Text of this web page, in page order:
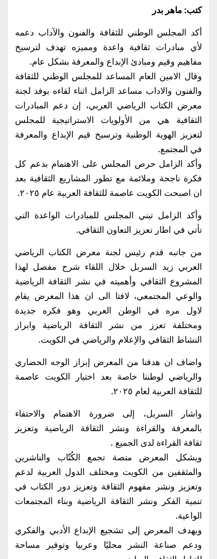
كتب: ماهر بدر
أكد المجلس الوطني للثقافة والفنون والآداب دعمه
لأي مبادرات ثقافية واعدة ومميزه تهدف لترسيخ
مفاهيم وقيم ومبادئ الإبداع والمعرفة بشكل عام.
وقال الامين العام المساعد للمجلس الوطني للثقافة
والفنون والاداب مساعد الزامل اثناء لقاءه بوفد لجنة
معرض الكتاب الرياضي العربي، إن دعم المبادرات
الثقافية هي من الأولويات الاستراتيجية للمجلس
لتعزيز الهوية الوطنية وترسيخ قيم الإبداع والمعرفة
في المجتمع.
وأكد الزامل حرص المجلس على الاهتمام بدعم كل
فكرة ناجحة وملائمة مع تطور المشاريع الثقافية بعد
ان اصبحت الكويت عاصمة للثقافة العربية عام ٢٠٢٥.
وأكد الزامل تبني المجلس للمبادرات الواعدة التي
تأتي في اطار تعزيز التعاون الثقافي.
من جانبه قدم رئيس لجنة معرض الكتاب الرياضي
العربي زيد السربل خلال اللقاء شرح مفصل لهذا
المشروع الثقافي وأهميته في نشر الثقافة الرياضية
والوعي المجتمعي، لافتا الى ان هذا المعرض يقام
لاول مره في الوطن العربي وهو فكره جديدة
ومختلفة تعزز من نشر الثقافة الرياضية وابراز
النشاط الثقافي والإعلام والرياضي في الكويت.
واضاف ان هدفنا من المعرض إبراز الوجه الحضاري
والرياضي لوطننا خاصة بعد اختيار الكويت عاصمة
للثقافة العربية لعام ٢٠٢٥.
واشار السربل، إلى ضرورة الاهتمام والاحتفاء
بالمعرفة والقراءة ونشر الثقافة الرياضية وتعزيز
ثقافة القراءة لدى الجميع .
ويشكل المعرض منصة تجمع الكُتّاب والناشرين
والمثقفين من الكويت ومختلف الدول العربية لدعم
وتعزيز ونشر مفهوم الثقافة وتعزيز دور الكتاب في
تنمية الفكر ونشر الثقافة الرياضية وبناء المجتمعات
الواعية.
ويهدف المعرض إلى تشجيع الإبداع الأدبي والفكري
ودعم صناعة النشر محليًا وعربيا وتوفير مساحة